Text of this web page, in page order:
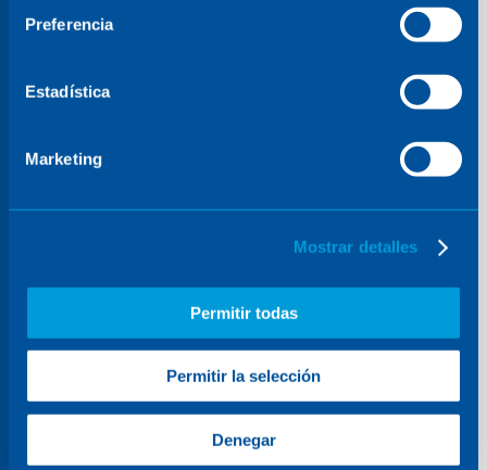
Preferencia
Estadística
Marketing
Mostrar detalles
Permitir todas
Permitir la selección
Denegar
eficientes, flexibles
y resilientes.
competitividad y
autonomía
estratégica del
sector espacial
español.